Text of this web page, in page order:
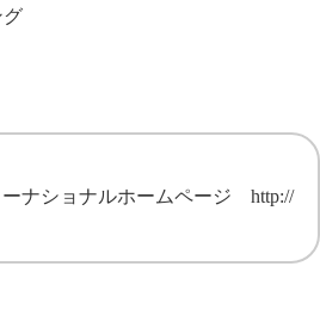
グ
ナショナルホームページ http://